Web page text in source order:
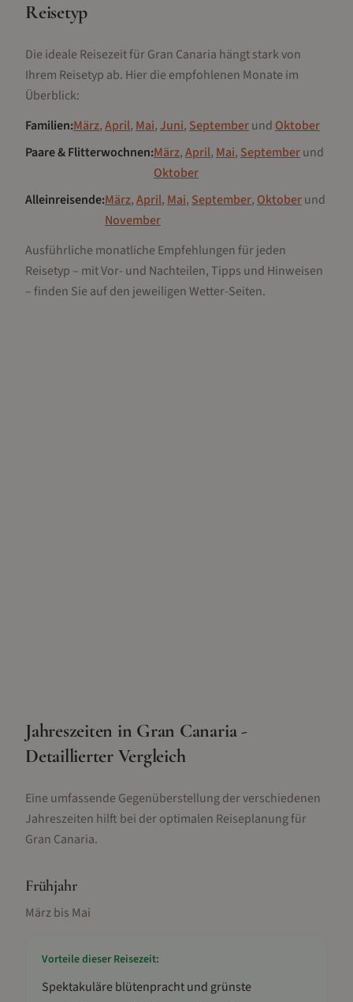
Reisetyp
Die ideale Reisezeit fürGran Canaria hängt stark von
Ihrem Reisetyp ab. Hier die empfohlenen Monate im
Überblick:
Familien:März,April, Mai,Juni, Septemberund Oktober
Paare & Flitterwochnen:März,April, Mai, Septemberund
Oktober
Alleinreisende:März,April, Mai, September, Oktoberund
November
Ausführliche monatliche Empfehlungen für jeden
Reisetyp – mit Vor- und Nachteilen, Tipps und Hinweisen
– finden Sie auf den jeweiligen Wetter-Seiten.
Jahreszeiten in Gran Canaria -
Detaillierter Vergleich
Eine umfassende Gegenüberstellung der verschiedenen
Jahreszeiten hilft bei der optimalen Reiseplanung für
Gran Canaria.
Frühjahr
März bis Mai
Vorteile dieser Reisezeit:
Spektakuläre blütenpracht und grünste